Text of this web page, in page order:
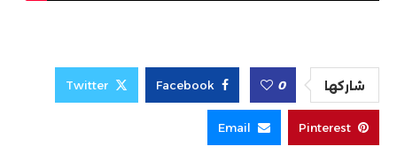
شاركها 0
Facebook
Twitter
Pinterest
Email